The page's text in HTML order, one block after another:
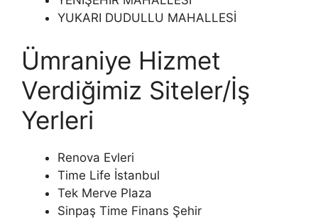
YUKARI DUDULLU MAHALLESİ
Ümraniye Hizmet
Verdiğimiz Siteler/İş
Yerleri
Renova Evleri
Time Life İstanbul
Tek Merve Plaza
Sinpaş Time Finans Şehir